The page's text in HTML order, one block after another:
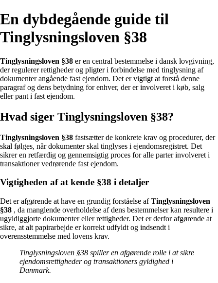
En dybdegående guide til
Tinglysningsloven §38
Tinglysningsloven §38 er en central bestemmelse i dansk lovgivning,
der regulerer rettigheder og pligter i forbindelse med tinglysning af
dokumenter angående fast ejendom. Det er vigtigt at forstå denne
paragraf og dens betydning for enhver, der er involveret i køb, salg
eller pant i fast ejendom.
Hvad siger Tinglysningsloven §38?
Tinglysningsloven §38 fastsætter de konkrete krav og procedurer, der
skal følges, når dokumenter skal tinglyses i ejendomsregistret. Det
sikrer en retfærdig og gennemsigtig proces for alle parter involveret i
transaktioner vedrørende fast ejendom.
Vigtigheden af at kende §38 i detaljer
Det er afgørende at have en grundig forståelse afTinglysningsloven
§38 , da manglende overholdelse af dens bestemmelser kan resultere i
ugyldiggjorte dokumenter eller rettigheder. Det er derfor afgørende at
sikre, at alt papirarbejde er korrekt udfyldt og indsendt i
overensstemmelse med lovens krav.
Tinglysningsloven §38 spiller en afgørende rolle i at sikre
ejendomsrettigheder og transaktioners gyldighed i
Danmark.